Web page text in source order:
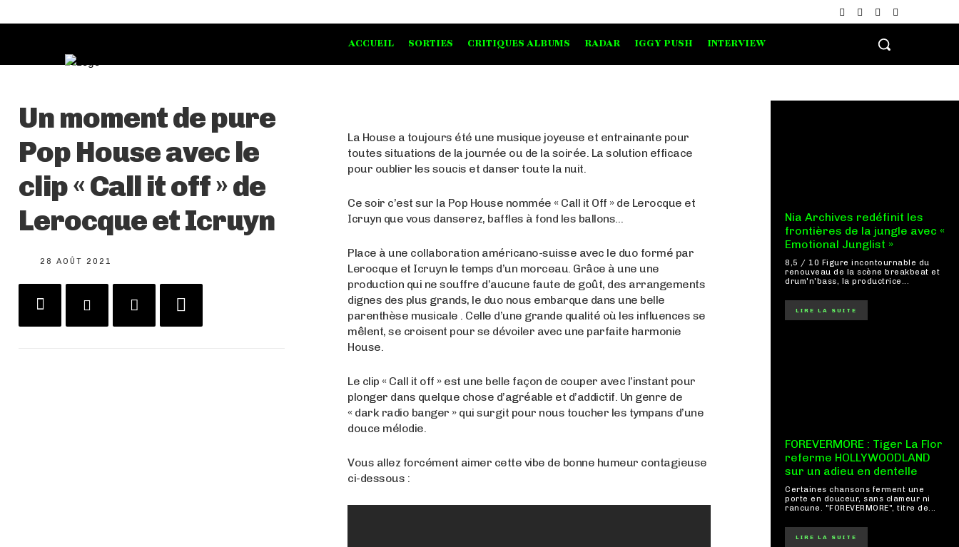
ACCUEIL SORTIES CRITIQUES ALBUMS RADAR IGGY PUSH INTERVIEW
Un moment de pure
Pop House avec le
clip « Call it off » de
Lerocque et Icruyn
28 AOÛT 2021
La House a toujours été une musique joyeuse et entrainante pour
toutes situations de la journée ou de la soirée. La solution efficace
pour oublier les soucis et danser toute la nuit.
Ce soir c’est sur la Pop House nommée « Call it Off » de Lerocque et
Icruyn que vous danserez, baffles à fond les ballons…
Place à une collaboration américano-suisse avec le duo formé par
Lerocque et Icruyn le temps d’un morceau. Grâce à une une
production qui ne souffre d’aucune faute de goût, des arrangements
dignes des plus grands, le duo nous embarque dans une belle
parenthèse musicale . Celle d’une grande qualité où les influences se
mêlent, se croisent pour se dévoiler avec une parfaite harmonie
House.
Le clip « Call it off » est une belle façon de couper avec l’instant pour
plonger dans quelque chose d’agréable et d’addictif. Un genre de
« dark radio banger » qui surgit pour nous toucher les tympans d’une
douce mélodie.
Vous allez forcément aimer cette vibe de bonne humeur contagieuse
ci-dessous :
Nia Archives redéfinit les
frontières de la jungle avec «
Emotional Junglist »
8,5 / 10 Figure incontournable du
renouveau de la scène breakbeat et
drum'n'bass, la productrice...
LIRE LA SUITE
FOREVERMORE : Tiger La Flor
referme HOLLYWOODLAND
sur un adieu en dentelle
Certaines chansons ferment une
porte en douceur, sans clameur ni
rancune. "FOREVERMORE", titre de...
LIRE LA SUITE